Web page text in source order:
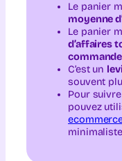
Le panier
moyenne
Le panier
d’affaires
C’est un
souvent
Pour
pouvez